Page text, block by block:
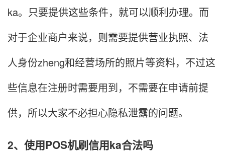
ka。只要提供这些条件，就可以顺利办理。而
对于企业商户来说，则需要提供营业执照、法
人身份zheng和经营场所的照片等资料，不过这
些信息在注册时需要用到，不需要在申请前提
供，所以大家不必担心隐私泄露的问题。
2、使用POS机刷信用ka合法吗